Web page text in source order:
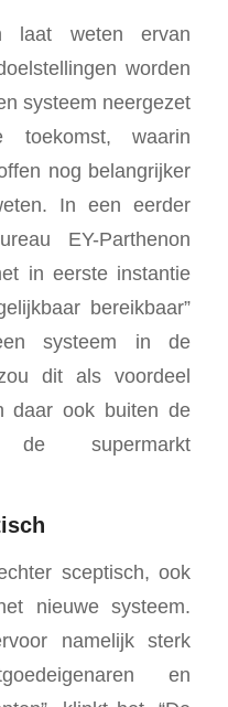
laat weten ervan
worden
systeem neergezet
waarin
nog belangrijker
In een eerder
EY-Parthenon
in eerste instantie
bereikbaar”
systeem in de
dit als voordeel
daar ook buiten de
de supermarkt
sceptisch, ook
nieuwe systeem.
namelijk sterk
en